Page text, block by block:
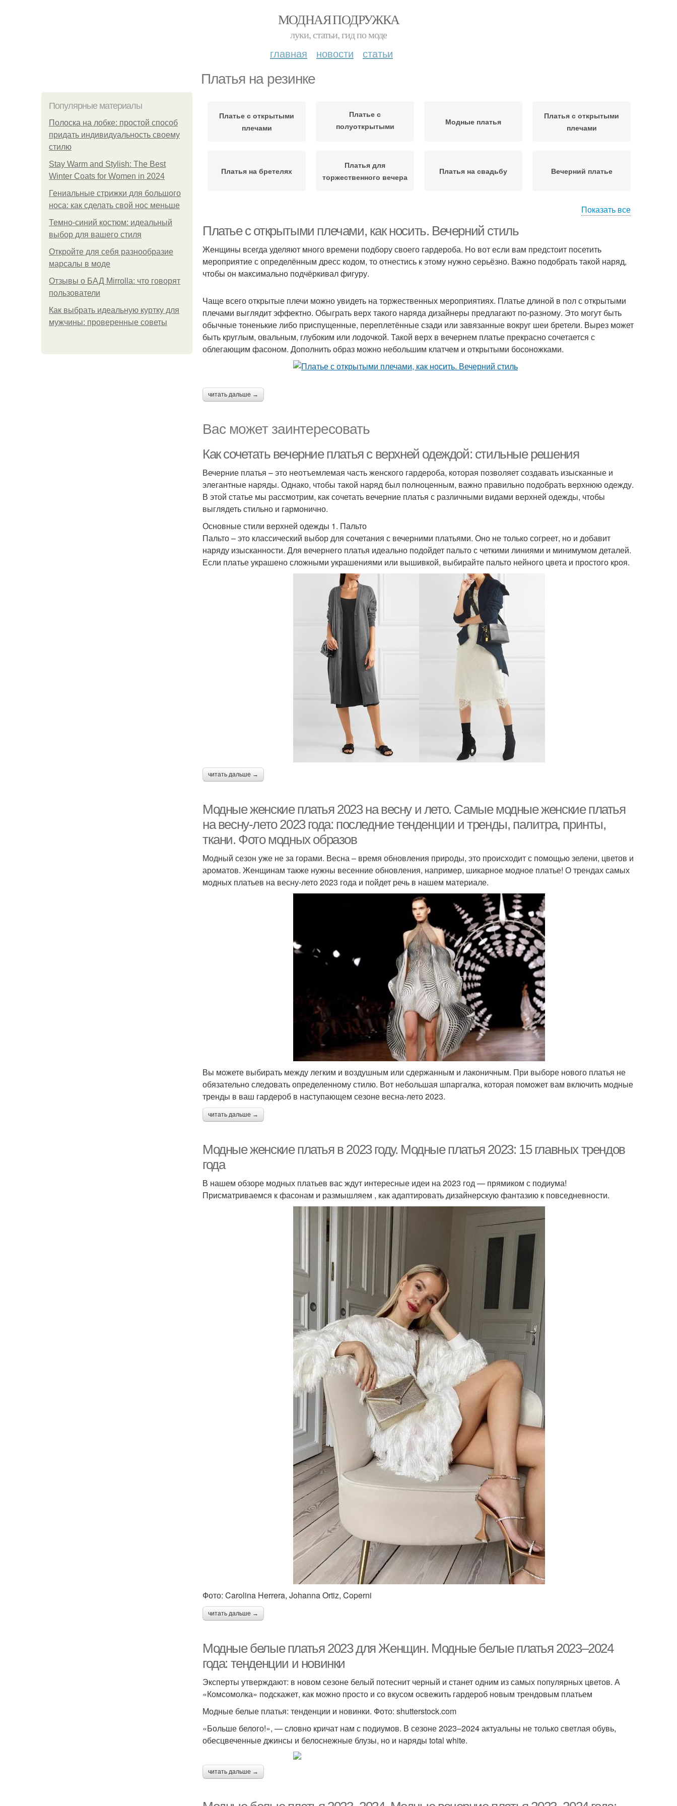
МОДНАЯ ПОДРУЖКА
луки, статьи, гид по моде
главная новости статьи
Платья на резинке
Популярные материалы
Полоска на лобке: простой способ
придать индивидуальность своему
стилю
Stay Warm and Stylish: The Best
Winter Coats for Women in 2024
Гениальные стрижки для большого
носа: как сделать свой нос меньше
Темно-синий костюм: идеальный
выбор для вашего стиля
Откройте для себя разнообразие
марсалы в моде
Отзывы о БАД Mirrolla: что говорят
пользователи
Как выбрать идеальную куртку для
мужчины: проверенные советы
Платье с открытыми
плечами
Платье с
полуоткрытыми
Модные платья
Платья с открытыми
плечами
Платья на бретелях
Платья для
торжественного вечера
Платья на свадьбу Вечерний платье
платьев
Показать все
Платье с открытыми плечами, как носить. Вечерний стиль
Женщины всегда уделяют много времени подбору своего гардероба. Но вот если вам предстоит посетить
мероприятие с определённым дресс кодом, то отнестись к этому нужно серьёзно. Важно подобрать такой наряд,
чтобы он максимально подчёркивал фигуру.
Чаще всего открытые плечи можно увидеть на торжественных мероприятиях. Платье длиной в пол с открытыми
плечами выглядит эффектно. Обыграть верх такого наряда дизайнеры предлагают по-разному. Это могут быть
обычные тоненькие либо приспущенные, переплетённые сзади или завязанные вокруг шеи бретели. Вырез может
быть круглым, овальным, глубоким или лодочкой. Такой верх в вечернем платье прекрасно сочетается с
облегающим фасоном. Дополнить образ можно небольшим клатчем и открытыми босоножками.
читать дальше →
Вас может заинтересовать
Как сочетать вечерние платья с верхней одеждой: стильные решения
Вечерние платья – это неотъемлемая часть женского гардероба, которая позволяет создавать изысканные и
элегантные наряды. Однако, чтобы такой наряд был полноценным, важно правильно подобрать верхнюю одежду.
В этой статье мы рассмотрим, как сочетать вечерние платья с различными видами верхней одежды, чтобы
выглядеть стильно и гармонично.
Основные стили верхней одежды 1. Пальто
Пальто – это классический выбор для сочетания с вечерними платьями. Оно не только согреет, но и добавит
наряду изысканности. Для вечернего платья идеально подойдет пальто с четкими линиями и минимумом деталей.
Если платье украшено сложными украшениями или вышивкой, выбирайте пальто нейного цвета и простого кроя.
читать дальше →
Модные женские платья 2023 на весну и лето. Самые модные женские платья
на весну-лето 2023 года: последние тенденции и тренды, палитра, принты,
ткани. Фото модных образов
Модный сезон уже не за горами. Весна – время обновления природы, это происходит с помощью зелени, цветов и
ароматов. Женщинам также нужны весенние обновления, например, шикарное модное платье! О трендах самых
модных платьев на весну-лето 2023 года и пойдет речь в нашем материале.
Вы можете выбирать между легким и воздушным или сдержанным и лаконичным. При выборе нового платья не
обязательно следовать определенному стилю. Вот небольшая шпаргалка, которая поможет вам включить модные
тренды в ваш гардероб в наступающем сезоне весна-лето 2023.
читать дальше →
Модные женские платья в 2023 году. Модные платья 2023: 15 главных трендов
года
В нашем обзоре модных платьев вас ждут интересные идеи на 2023 год — прямиком с подиума!
Присматриваемся к фасонам и размышляем , как адаптировать дизайнерскую фантазию к повседневности.
Фото: Carolina Herrera, Johanna Ortiz, Coperni
читать дальше →
Модные белые платья 2023 для Женщин. Модные белые платья 2023–2024
года: тенденции и новинки
Эксперты утверждают: в новом сезоне белый потеснит черный и станет одним из самых популярных цветов. А
«Комсомолка» подскажет, как можно просто и со вкусом освежить гардероб новым трендовым платьем
Модные белые платья: тенденции и новинки. Фото: shutterstock.com
«Больше белого!», — словно кричат нам с подиумов. В сезоне 2023–2024 актуальны не только светлая обувь,
обесцвеченные джинсы и белоснежные блузы, но и наряды total white.
читать дальше →